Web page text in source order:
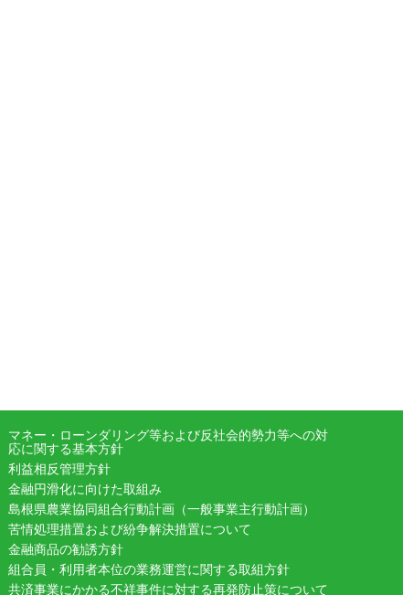
マネー・ローンダリング等および反社会的勢力等への対
応に関する基本方針
利益相反管理方針
金融円滑化に向けた取組み
島根県農業協同組合行動計画（一般事業主行動計画）
苦情処理措置および紛争解決措置について
金融商品の勧誘方針
組合員・利用者本位の業務運営に関する取組方針
共済事業にかかる不祥事件に対する再発防止策について